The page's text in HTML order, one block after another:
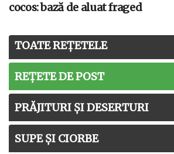
cocos: bază de aluat fraged
TOATE REȚETELE
REȚETE DE POST
PRĂJITURI ȘI DESERTURI
SUPE ȘI CIORBE